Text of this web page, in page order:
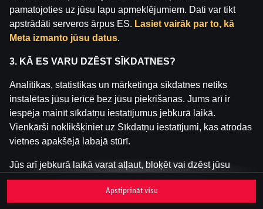
pamatojoties uz jūsu lapu apmeklējumiem. Dati var tikt
apstrādāti serveros ārpus ES. Lasiet vairāk par to, kā
Meta izmanto jūsu datus.
3. KĀ ES VARU DZĒST SĪKDATNES?
Analītikas, statistikas un mārketinga sīkdatnes netiks
instalētas jūsu ierīcē bez jūsu piekrišanas. Jums arī ir
iespēja mainīt sīkdatņu iestatījumus jebkurā laikā.
Vienkārši noklikšķiniet uz Sīkdatņu iestatījumi, kas atrodas
vietnes apakšējā labajā stūrī.
Jūs arī jebkurā laikā varat atļaut, bloķēt vai dzēst jūsu
ierīcē instalētās sīkdatnes, izmantojot pārlūkprogrammas
iestatījumus. Visas pārlūkprogrammas rāda sīkdatņu
Apstiprināt visu